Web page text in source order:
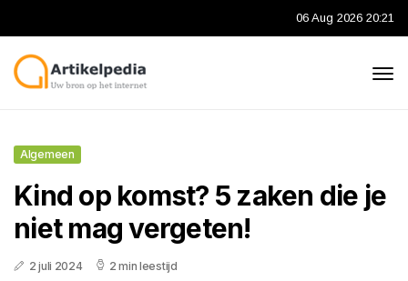
06 Aug 2026 20:21
Algemeen
Kind op komst? 5 zaken die je
niet mag vergeten!
2 juli 2024 2 min leestijd